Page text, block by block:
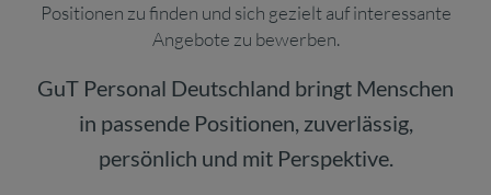
Positionen zu finden und sich gezielt auf interessante
Angebote zu bewerben.
GuT Personal Deutschland bringt Menschen
in passende Positionen, zuverlässig,
persönlich und mit Perspektive.